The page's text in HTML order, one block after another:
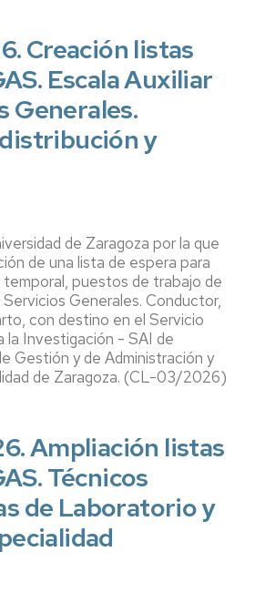
Creación listas
Escala Auxiliar
Generales.
y
de Zaragoza por la que
de una lista de espera para
puestos de trabajo de
Servicios Generales. Conductor,
con destino en el Servicio
la Investigación - SAI de
Gestión y de Administración y
de Zaragoza. (CL-03/2026)
Ampliación listas
Técnicos
de Laboratorio y